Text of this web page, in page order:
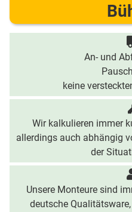
An- und
keine
Wir kalkulieren immer
allerdings auch abhängig
der
Unsere Monteure sind
deutsche